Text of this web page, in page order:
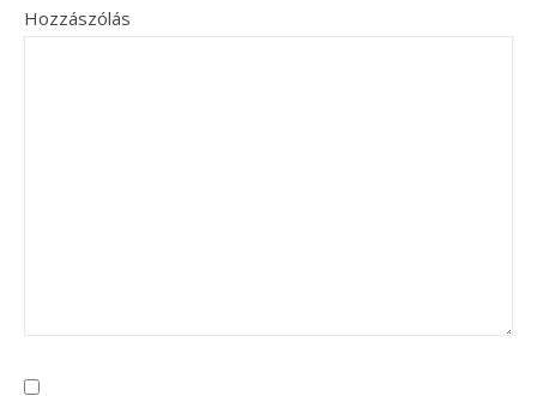
Hozzászólás